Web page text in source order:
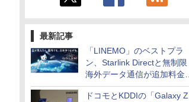
最新記事
「LINEMO」のベストプラ
ン、Starlink Directと無制限
海外データ通信が追加料金な
しに
ドコモとKDDIの「Galaxy Z